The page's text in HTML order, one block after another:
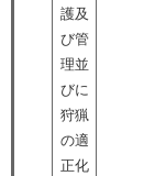
護及
び管
理並
びに
狩猟
の適
正化